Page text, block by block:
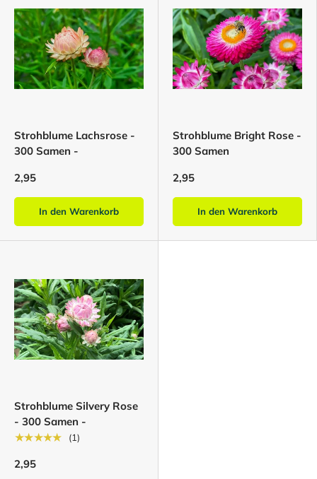
Strohblume Lachsrose -
300 Samen -
2,95
In den Warenkorb
Strohblume Bright Rose -
300 Samen
2,95
In den Warenkorb
Strohblume Silvery Rose
- 300 Samen -
★★★★★
(1)
2,95